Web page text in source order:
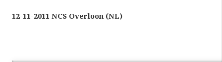
12-11-2011 NCS Overloon (NL)